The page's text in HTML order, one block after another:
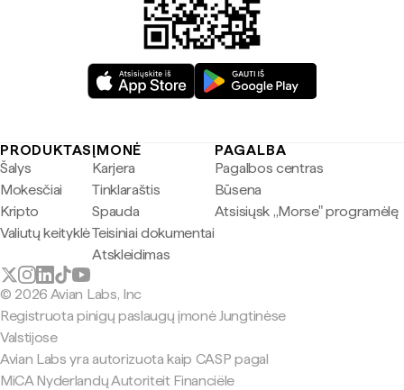
PRODUKTAS
Šalys
Mokesčiai
Kripto
Valiutų keityklė
ĮMONĖ
Karjera
Tinklaraštis
Spauda
Teisiniai dokumentai
Atskleidimas
PAGALBA
Pagalbos centras
Būsena
Atsisiųsk „Morse" programėlę
© 2026 Avian Labs, Inc
Registruota pinigų paslaugų įmonė Jungtinėse
Valstijose
Avian Labs yra autorizuota kaip CASP pagal
MiCA Nyderlandų Autoriteit Financiële